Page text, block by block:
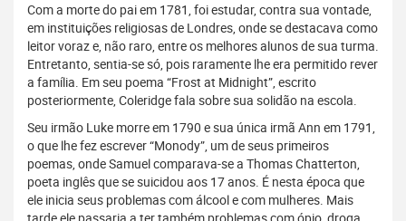
Com a morte do pai em 1781, foi estudar, contra sua vontade,
em instituições religiosas de Londres, onde se destacava como
leitor voraz e, não raro, entre os melhores alunos de sua turma.
Entretanto, sentia-se só, pois raramente lhe era permitido rever
a família. Em seu poema “Frost at Midnight”, escrito
posteriormente, Coleridge fala sobre sua solidão na escola.
Seu irmão Luke morre em 1790 e sua única irmã Ann em 1791,
o que lhe fez escrever “Monody”, um de seus primeiros
poemas, onde Samuel comparava-se a Thomas Chatterton,
poeta inglês que se suicidou aos 17 anos. É nesta época que
ele inicia seus problemas com álcool e com mulheres. Mais